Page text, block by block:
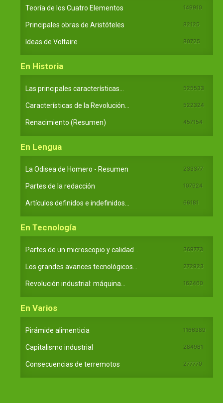
Teoría de los Cuatro Elementos 149910
Principales obras de Aristóteles 82125
Ideas de Voltaire 80725
En Historia
Las principales características... 525533
Características de la Revolución... 522324
Renacimiento (Resumen) 457154
En Lengua
La Odisea de Homero - Resumen 233377
Partes de la redacción 107924
Artículos definidos e indefinidos... 66181
En Tecnología
Partes de un microscopio y calidad... 369773
Los grandes avances tecnológicos... 272923
Revolución industrial: máquina... 162460
En Varios
Pirámide alimenticia 1166389
Capitalismo industrial 284981
Consecuencias de terremotos 277770